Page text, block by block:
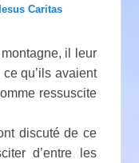
Caritas
il leur
qu’ils avaient
ressuscite
discuté de ce
d’entre les